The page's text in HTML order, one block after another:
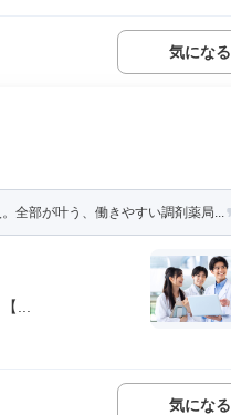
気になる
全部が叶う、働きやすい調剤薬局...
...
気になる